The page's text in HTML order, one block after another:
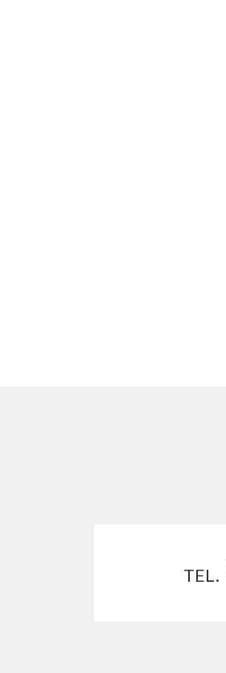
TEL.